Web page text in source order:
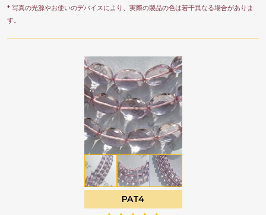
* 写真の光源やお使いのデバイスにより、実際の製品の色は若干異なる場合がありま
す。
PAT4